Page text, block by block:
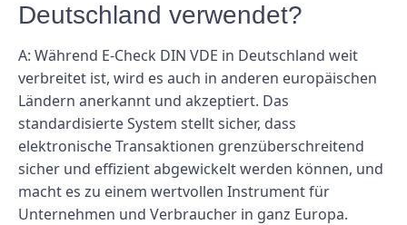
Deutschland verwendet?
A: Während E-Check DIN VDE in Deutschland weit
verbreitet ist, wird es auch in anderen europäischen
Ländern anerkannt und akzeptiert. Das
standardisierte System stellt sicher, dass
elektronische Transaktionen grenzüberschreitend
sicher und effizient abgewickelt werden können, und
macht es zu einem wertvollen Instrument für
Unternehmen und Verbraucher in ganz Europa.